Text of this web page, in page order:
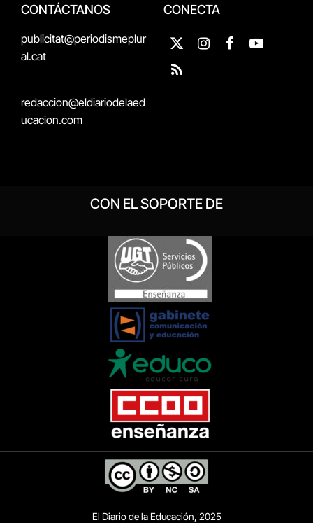
CONTÁCTANOS
publicitat@periodismeplur
al.cat
redaccion@eldiariodelaed
ucacion.com
CONECTA
X
(Twitter)
InstagramFacebookYouTube
RSS
CON EL SOPORTE DE
El Diario de la Educación, 2025